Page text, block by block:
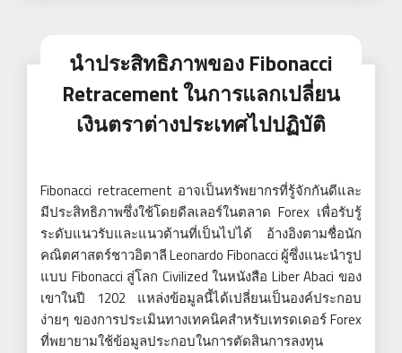
นำประสิทธิภาพของ Fibonacci
Retracement ในการแลกเปลี่ยน
เงินตราต่างประเทศไปปฏิบัติ
Fibonacci retracement อาจเป็นทรัพยากรที่รู้จักกันดีและ
มีประสิทธิภาพซึ่งใช้โดยดีลเลอร์ในตลาด Forex เพื่อรับรู้
ระดับแนวรับและแนวต้านที่เป็นไปได้ อ้างอิงตามชื่อนัก
คณิตศาสตร์ชาวอิตาลี Leonardo Fibonacci ผู้ซึ่งแนะนำรูป
แบบ Fibonacci สู่โลก Civilized ในหนังสือ Liber Abaci ของ
เขาในปี 1202 แหล่งข้อมูลนี้ได้เปลี่ยนเป็นองค์ประกอบ
ง่ายๆ ของการประเมินทางเทคนิคสำหรับเทรดเดอร์ Forex
ที่พยายามใช้ข้อมูลประกอบในการตัดสินการลงทุน